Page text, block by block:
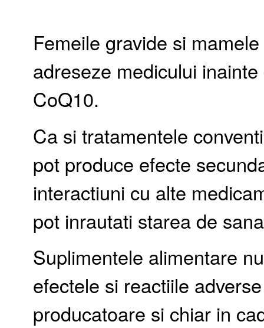
Femeile gravide si
adreseze medicului
CoQ10.
Ca si tratamentele
pot produce efecte
interactiuni cu alte
pot inrautati starea de
Suplimentele alimentare
efectele si reactiile
producatoare si chiar in